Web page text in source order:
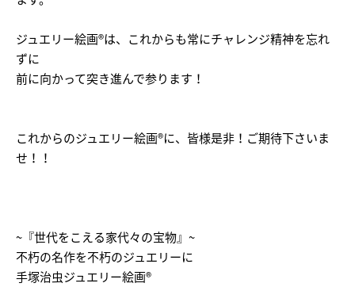
ジュエリー絵画®は、これからも常にチャレンジ精神を忘れ
ずに
前に向かって突き進んで参ります！
これからのジュエリー絵画®に、皆様是非！ご期待下さいま
せ！！
~『世代をこえる家代々の宝物』~
不朽の名作を不朽のジュエリーに
手塚治虫ジュエリー絵画®